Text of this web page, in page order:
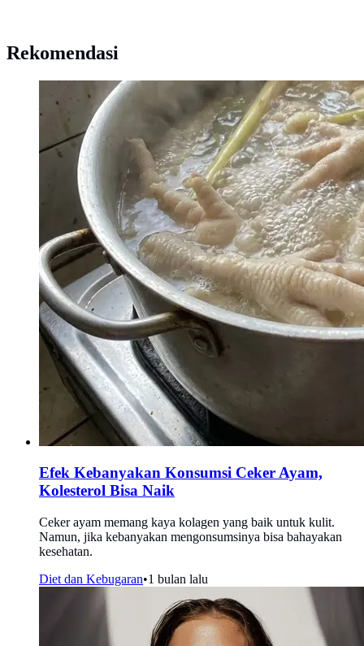
Rekomendasi
Efek Kebanyakan Konsumsi Ceker Ayam,
Kolesterol Bisa Naik
Ceker ayam memang kaya kolagen yang baik untuk kulit.
Namun, jika kebanyakan mengonsumsinya bisa bahayakan
kesehatan.
Diet dan Kebugaran•1 bulan lalu